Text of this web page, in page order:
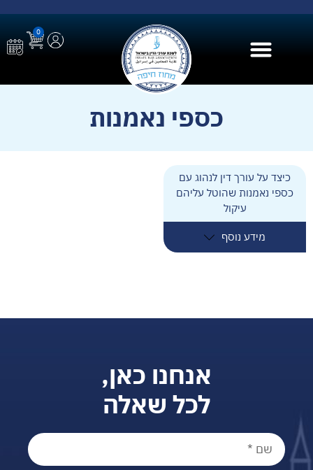
0
כספי נאמנות
כיצד על עורך דין לנהוג עם
כספי נאמנות שהוטל עליהם
עיקול
מידע נוסף
אנחנו כאן,
לכל שאלה